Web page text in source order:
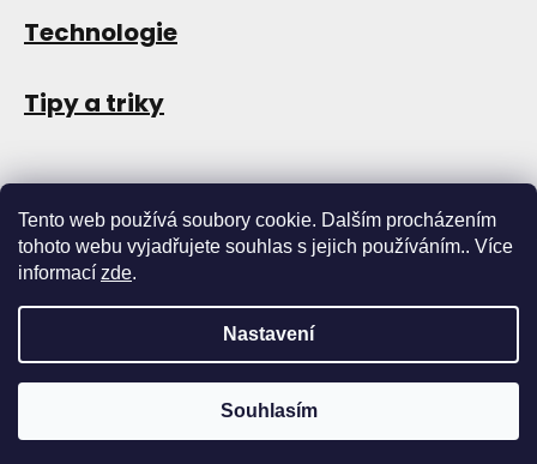
Tento web používá soubory cookie. Dalším procházením
tohoto webu vyjadřujete souhlas s jejich používáním.. Více
informací zde.
Nastavení
Souhlasím
Technologie
Tipy a triky
. Všechna práva vyhrazena.
nastavení cookies
Vytvořil Shoptet